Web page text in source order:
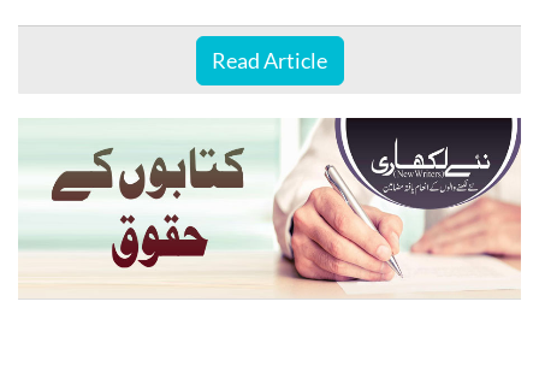
Read Article